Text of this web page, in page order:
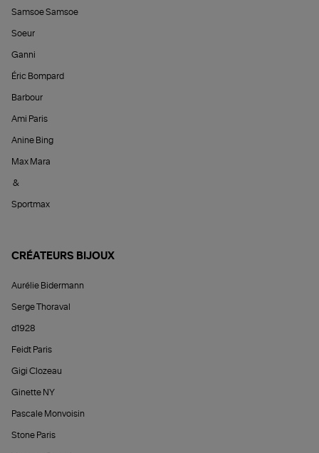
Samsoe Samsoe
Soeur
Ganni
Éric Bompard
Barbour
Ami Paris
Anine Bing
Max Mara
&
Sportmax
CRÉATEURS BIJOUX
Aurélie Bidermann
Serge Thoraval
d1928
Feidt Paris
Gigi Clozeau
Ginette NY
Pascale Monvoisin
Stone Paris